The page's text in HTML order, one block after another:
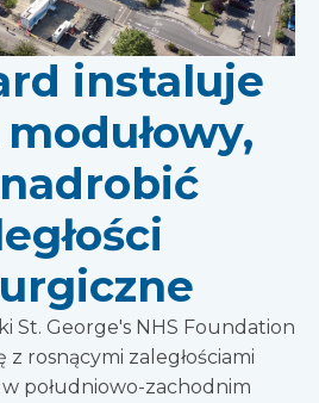
instaluje
St. George's NHS Foundation
z rosnącymi zaległościami
południowo-zachodnim